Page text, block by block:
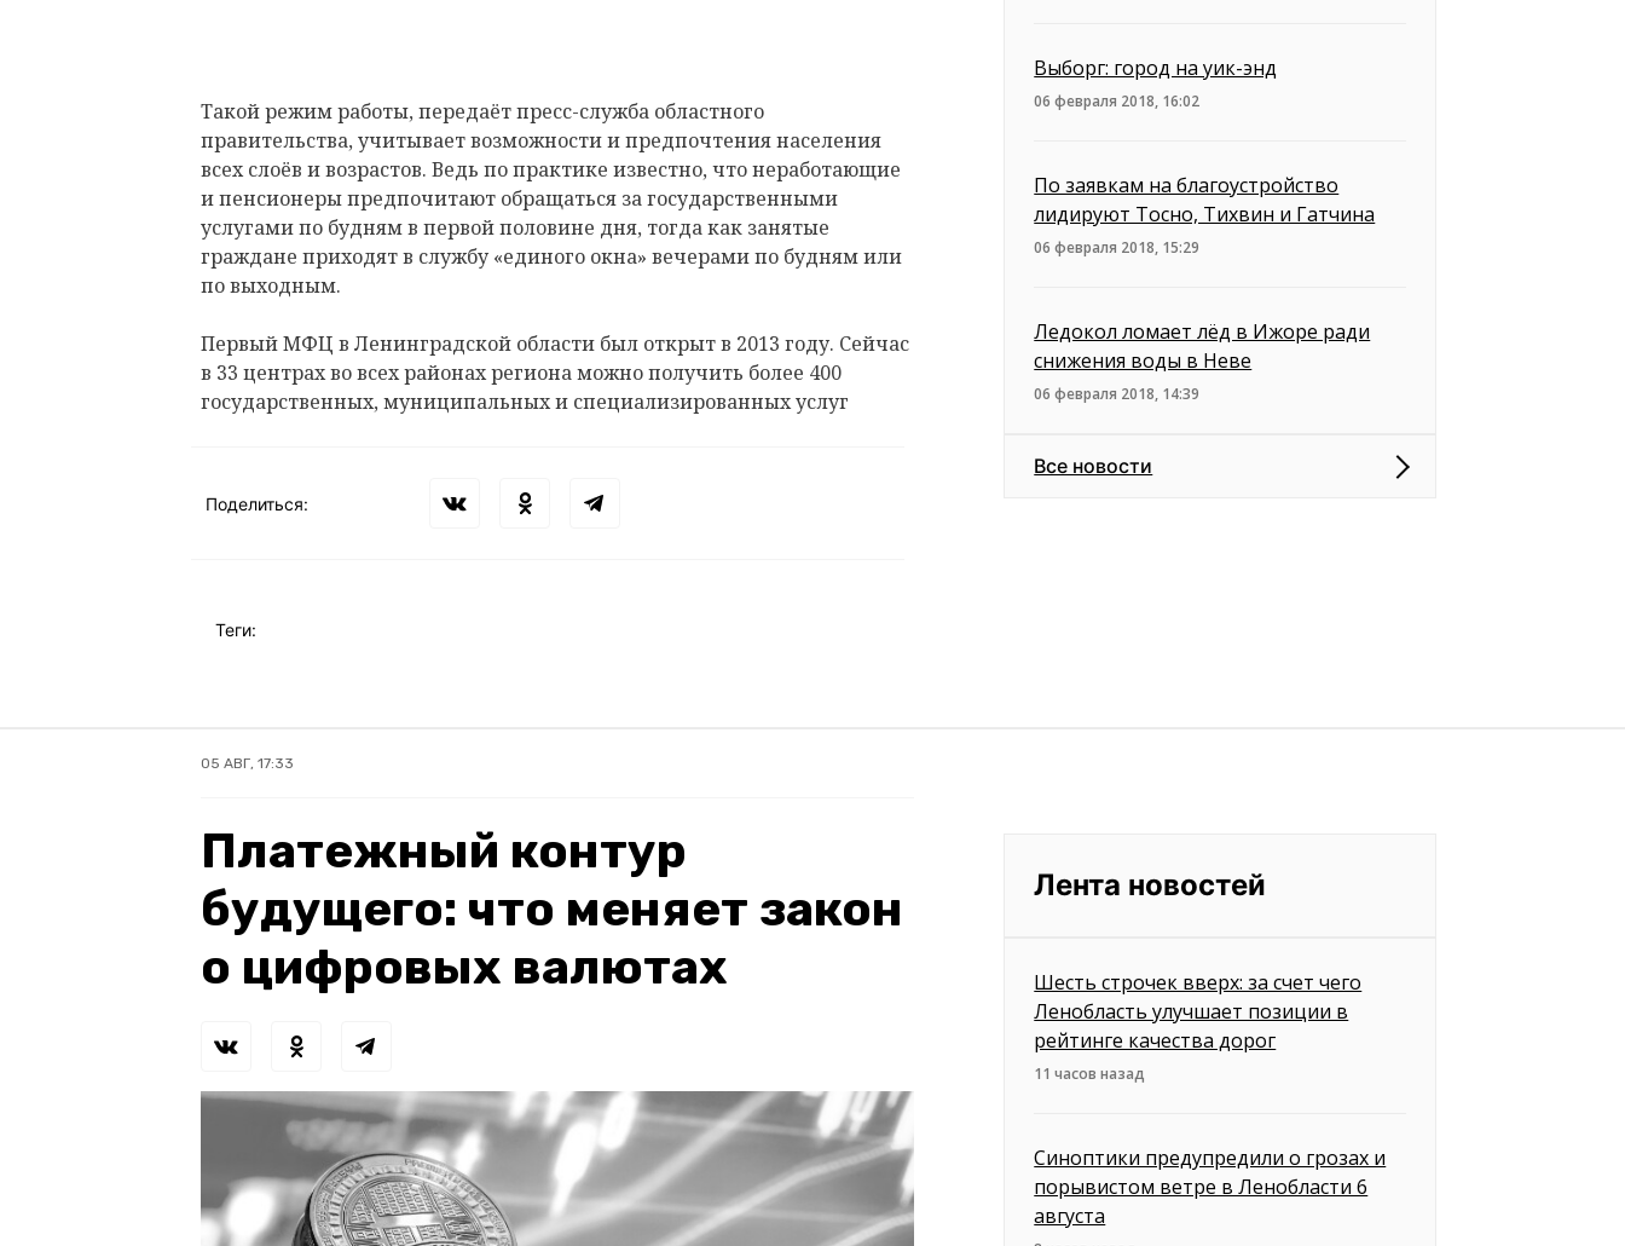
Такой режим работы, передаёт пресс-служба областного
правительства, учитывает возможности и предпочтения населения
всех слоёв и возрастов. Ведь по практике известно, что неработающие
и пенсионеры предпочитают обращаться за государственными
услугами по будням в первой половине дня, тогда как занятые
граждане приходят в службу «единого окна» вечерами по будням или
по выходным.
Первый МФЦ в Ленинградской области был открыт в 2013 году. Сейчас
в 33 центрах во всех районах региона можно получить более 400
государственных, муниципальных и специализированных услуг
Поделиться:
Теги:
Выборг: город на уик-энд
06 февраля 2018, 16:02
По заявкам на благоустройство
лидируют Тосно, Тихвин и Гатчина
06 февраля 2018, 15:29
Ледокол ломает лёд в Ижоре ради
снижения воды в Неве
06 февраля 2018, 14:39
Все новости
05 АВГ, 17:33
Платежный контур
будущего: что меняет закон
о цифровых валютах
Лента новостей
Шесть строчек вверх: за счет чего
Ленобласть улучшает позиции в
рейтинге качества дорог
11 часов назад
Синоптики предупредили о грозах и
порывистом ветре в Ленобласти 6
августа